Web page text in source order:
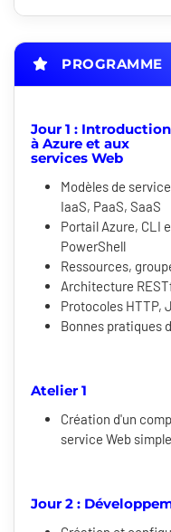
PROGRAMME
Jour 1 : Introduction
à Azure et aux
services Web
Modèles de
IaaS, PaaS, SaaS
Portail Azure, CLI
PowerShell
Ressources,
Architecture
Protocoles HTTP,
Bonnes pratiques
Atelier 1
Création d'un
service Web
Jour 2 :